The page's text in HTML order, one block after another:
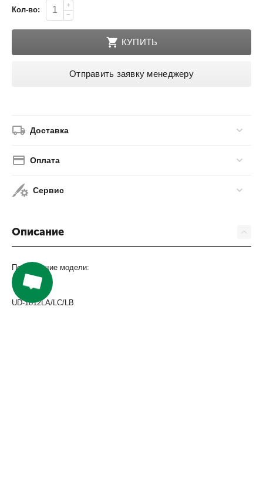
Кол-во:
+
−
КУПИТЬ
Отправить заявку менеджеру
Доставка
Оплата
Сервис
Описание
Подходящие модели:
UD-1612LC
UD-1812LA/LC/LB